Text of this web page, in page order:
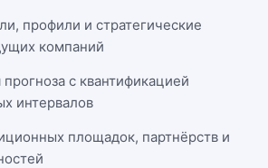
профили и стратегические
компаний
с квантификацией
интервалов
площадок, партнёрств и